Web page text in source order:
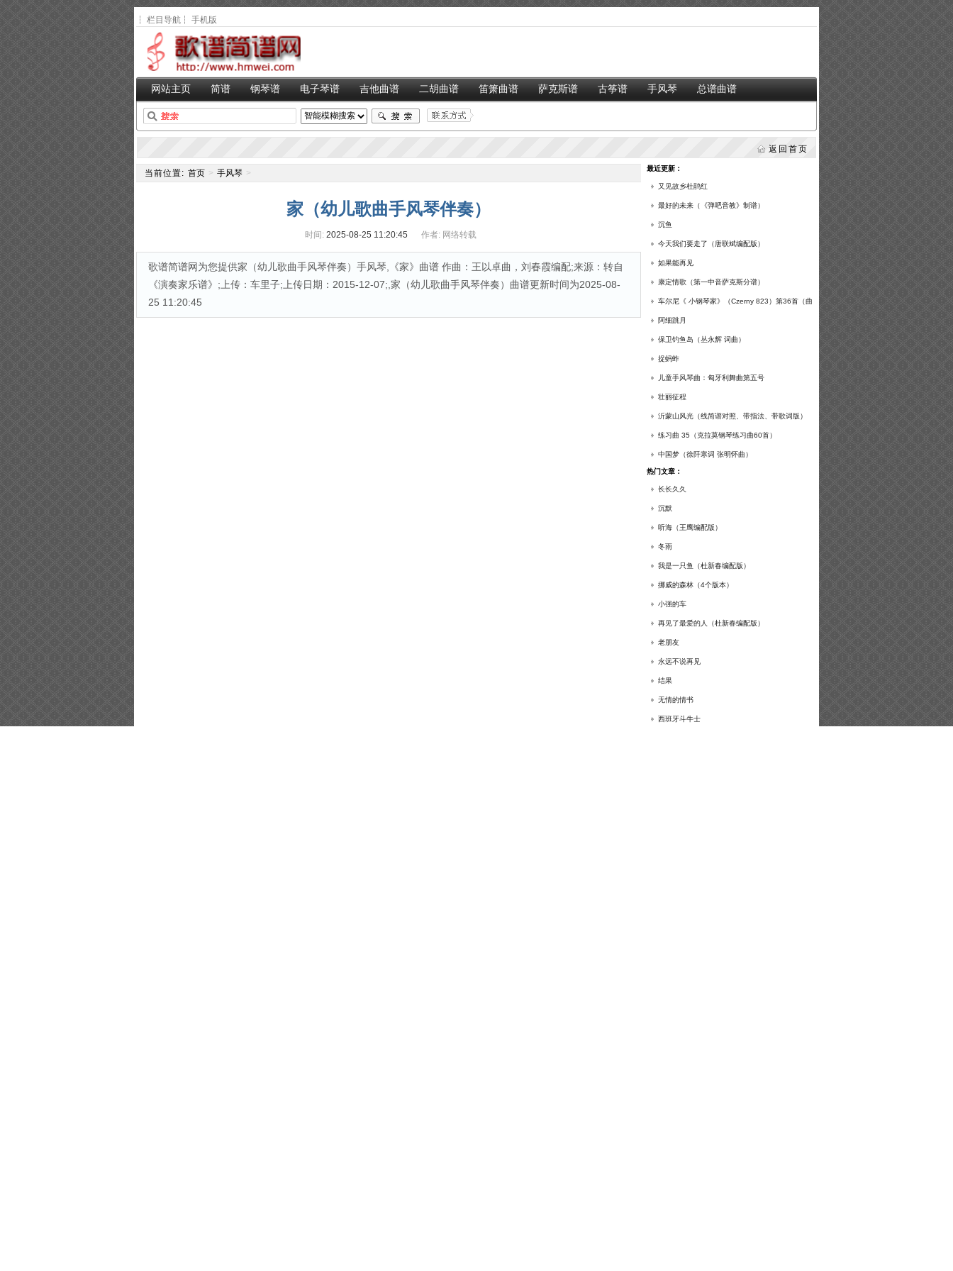
┆ 栏目导航 ┆ 手机版
网站主页 简谱 钢琴谱 电子琴谱 吉他曲谱 二胡曲谱 笛箫曲谱 萨克斯谱 古筝谱 手风琴 总谱曲谱
返回首页
当前位置: 首页 > 手风琴 >
家（幼儿歌曲手风琴伴奏）
时间: 2025-08-25 11:20:45 作者: 网络转载
歌谱简谱网为您提供家（幼儿歌曲手风琴伴奏）手风琴,《家》曲谱 作曲：王以卓曲，刘春霞编配;来源：转自
《演奏家乐谱》;上传：车里子;上传日期：2015-12-07;,家（幼儿歌曲手风琴伴奏）曲谱更新时间为2025-08-
25 11:20:45
最近更新：
又见故乡杜鹃红
最好的未来（《弹吧音教》制谱）
沉鱼
今天我们要走了（唐联斌编配版）
如果能再见
康定情歌（第一中音萨克斯分谱）
车尔尼《 小钢琴家》（Czerny 823）第36首（曲
谱及练习提示）
阿细跳月
保卫钓鱼岛（丛永辉 词曲）
捉蚂蚱
儿童手风琴曲：匈牙利舞曲第五号
壮丽征程
沂蒙山风光（线简谱对照、带指法、带歌词版）
练习曲 35（克拉莫钢琴练习曲60首）
中国梦（徐阡寒词 张明怀曲）
热门文章：
长长久久
沉默
听海（王鹰编配版）
冬雨
我是一只鱼（杜新春编配版）
挪威的森林（4个版本）
小强的车
再见了最爱的人（杜新春编配版）
老朋友
永远不说再见
结果
无情的情书
西班牙斗牛士